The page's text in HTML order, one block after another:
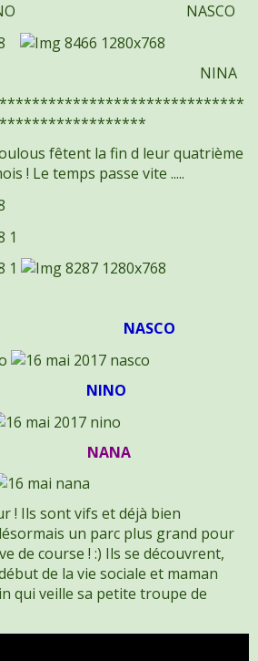
NASCO
NINA
fêtent la fin d leur quatrième
! Le temps passe vite .....
NASCO
NINO
NANA
! Ils sont vifs et déjà bien
un parc plus grand pour
de course ! :) Ils se découvrent,
de la vie sociale et maman
qui veille sa petite troupe de